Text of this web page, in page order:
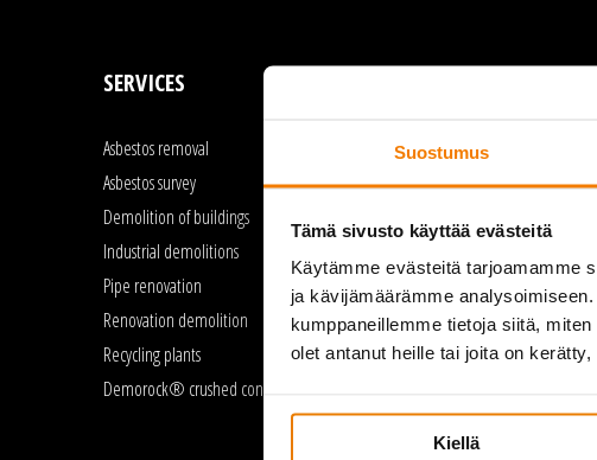
Suostumus
Tämä sivusto käyttää evästeitä
Käytämme evästeitä tarjoamamme
ja kävijämäärämme
kumppaneillemme tietoja siitä,
olet antanut heille tai joita on
Kiellä
SERVICES
Asbestos removal
Asbestos survey
Demolition of buildings
Industrial demolitions
Pipe renovation
Renovation demolition
Recycling plants
Demorock® crushed concrete
Asbestos removal
Pipe renovation
Industrial demolitions